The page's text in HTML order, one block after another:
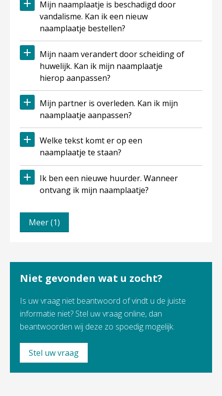
Mijn naamplaatje is beschadigd door
vandalisme. Kan ik een nieuw
naamplaatje bestellen?
Mijn naam verandert door scheiding of
huwelijk. Kan ik mijn naamplaatje
hierop aanpassen?
Mijn partner is overleden. Kan ik mijn
naamplaatje aanpassen?
Welke tekst komt er op een
naamplaatje te staan?
Ik ben een nieuwe huurder. Wanneer
ontvang ik mijn naamplaatje?
Meer (1)
Niet gevonden wat u zocht?
Is uw vraag niet beantwoord of vindt u de juiste
informatie niet? Stel uw vraag online, dan
beantwoorden wij deze zo spoedig mogelijk.
Stel uw vraag